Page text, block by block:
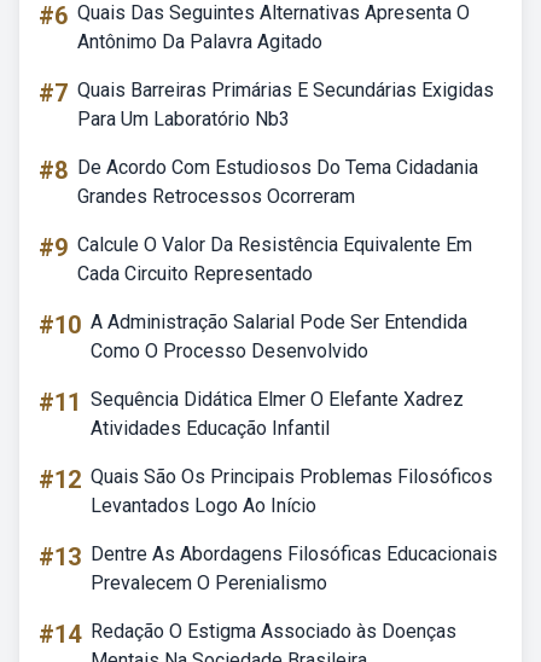
#6 Quais Das Seguintes Alternativas Apresenta O
Antônimo Da Palavra Agitado
#7 Quais Barreiras Primárias E Secundárias Exigidas
Para Um Laboratório Nb3
#8 De Acordo Com Estudiosos Do Tema Cidadania
Grandes Retrocessos Ocorreram
#9 Calcule O Valor Da Resistência Equivalente Em
Cada Circuito Representado
#10 A Administração Salarial Pode Ser Entendida
Como O Processo Desenvolvido
#11 Sequência Didática Elmer O Elefante Xadrez
Atividades Educação Infantil
#12 Quais São Os Principais Problemas Filosóficos
Levantados Logo Ao Início
#13 Dentre As Abordagens Filosóficas Educacionais
Prevalecem O Perenialismo
#14 Redação O Estigma Associado às Doenças